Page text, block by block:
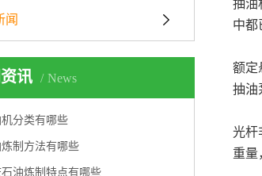
闻
讯 News
分类有哪些
制方法有哪些
石油炼制特点有哪些
抽油
中都
额定
抽油
光杆
重量